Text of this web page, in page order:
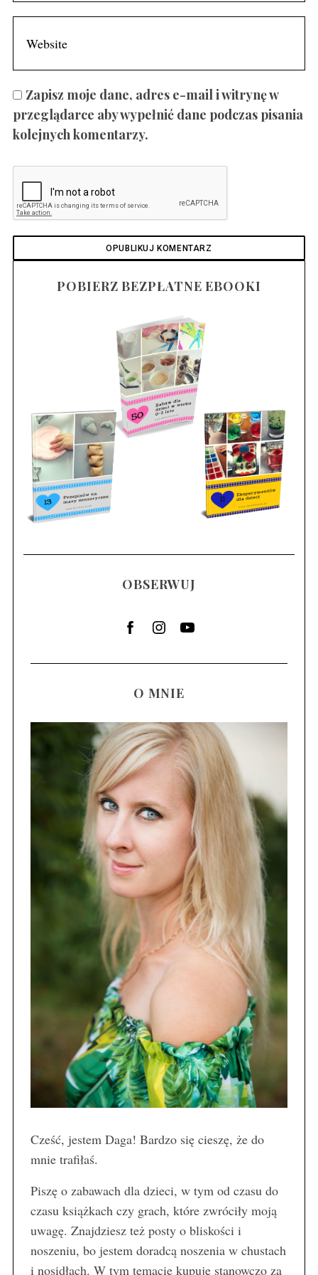
Zapisz moje dane, adres e-mail i witrynę w
przeglądarce aby wypełnić dane podczas pisania
kolejnych komentarzy.
POBIERZ BEZPŁATNE EBOOKI
OBSERWUJ
O MNIE
Cześć, jestem Daga! Bardzo się cieszę, że do
mnie trafiłaś.
Piszę o zabawach dla dzieci, w tym od czasu do
czasu książkach czy grach, które zwróciły moją
uwagę. Znajdziesz też posty o bliskości i
noszeniu, bo jestem doradcą noszenia w chustach
i nosidłach. W tym temacie kupuję stanowczo za